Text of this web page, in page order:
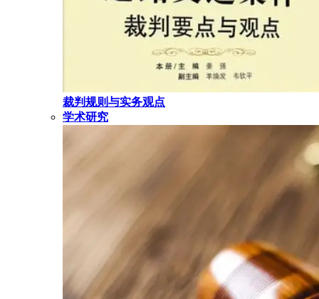
裁判规则与实务观点
学术研究